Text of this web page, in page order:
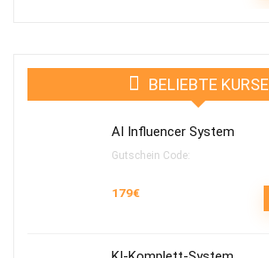
BELIEBTE KURSE
AI Influencer System
Gutschein Code:
179€